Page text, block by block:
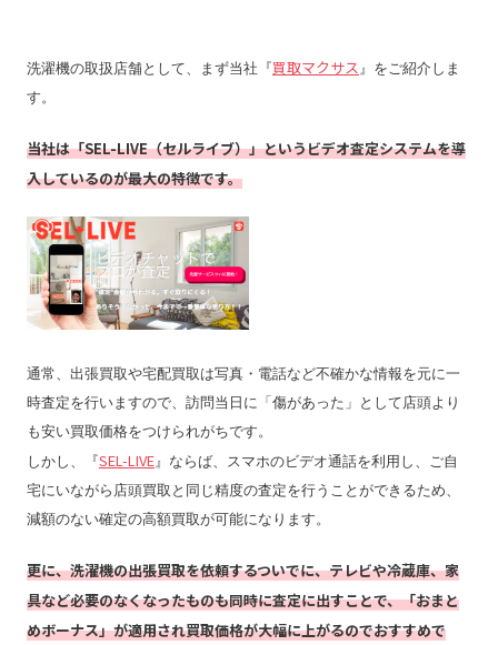
洗濯機の取扱店舗として、まず当社『買取マクサス 』をご紹介しま
す。
当社は「SEL-LIVE（セルライブ）」というビデオ査定システムを導
入しているのが最大の特徴です。
通常、出張買取や宅配買取は写真・電話など不確かな情報を元に一
時査定を行いますので、訪問当日に「傷があった」として店頭より
も安い買取価格をつけられがちです。
しかし、『SEL-LIVE』ならば、スマホのビデオ通話を利用し、ご自
宅にいながら店頭買取と同じ精度の査定を行うことができるため、
減額のない確定の高額買取が可能になります。
更に、洗濯機の出張買取を依頼するついでに、テレビや冷蔵庫、家
具など必要のなくなったものも同時に査定に出すことで、「おまと
めボーナス」が適用され買取価格が大幅に上がるのでおすすめで